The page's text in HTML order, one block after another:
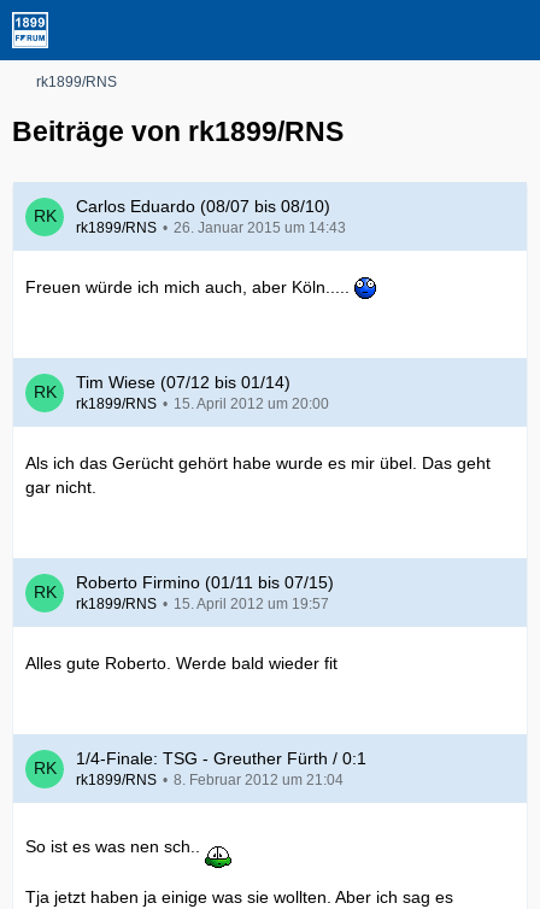
rk1899/RNS
Beiträge von rk1899/RNS
Carlos Eduardo (08/07 bis 08/10)
rk1899/RNS 26. Januar 2015 um 14:43
Freuen würde ich mich auch, aber Köln.....
Tim Wiese (07/12 bis 01/14)
rk1899/RNS 15. April 2012 um 20:00
Als ich das Gerücht gehört habe wurde es mir übel. Das geht
gar nicht.
Roberto Firmino (01/11 bis 07/15)
rk1899/RNS 15. April 2012 um 19:57
Alles gute Roberto. Werde bald wieder fit
1/4-Finale: TSG - Greuther Fürth / 0:1
rk1899/RNS 8. Februar 2012 um 21:04
So ist es was nen sch..
Tja jetzt haben ja einige was sie wollten. Aber ich sag es